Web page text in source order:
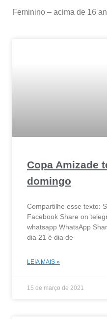
Feminino – acima de 16
Copa Amizade
domingo
Compartilhe esse texto:
Facebook Share on
whatsapp WhatsApp
dia 21 é dia de
LEIA MAIS »
15 de março de 2021